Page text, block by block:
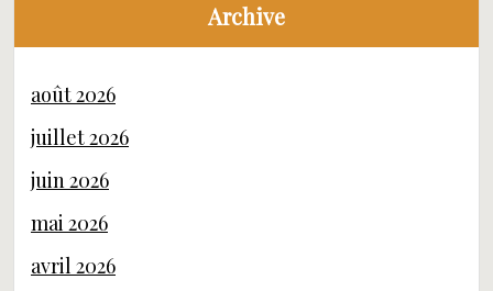
Archive
août 2026
juillet 2026
juin 2026
mai 2026
avril 2026